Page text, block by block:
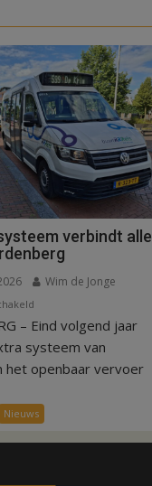
verbindt alle
Wim de Jonge
Nieuw
ov-
systeem
verbindt
alle
kernen
Hardenberg
– Eind volgend jaar
systeem van
het openbaar vervoer
Nieuws